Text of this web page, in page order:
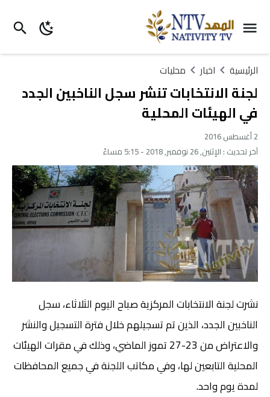
الرئيسية اخبار محليات
لجنة الانتخابات تنشر سجل الناخبين الجدد
في الهيئات المحلية
2 أغسطس 2016
آخر تحديث : الإثنين, 26 نوفمبر, 2018 - 5:15 مساءً
نشرت لجنة الانتخابات المركزية صباح اليوم الثلاثاء، سجل
الناخبين الجدد، الذين تم تسجيلهم خلال فترة التسجيل والنشر
والاعتراض من 23-27 تموز الماضي، وذلك في مقرات الهيئات
المحلية التابعين لها، وفي مكاتب اللجنة في جميع المحافظات
لمدة يوم واحد.